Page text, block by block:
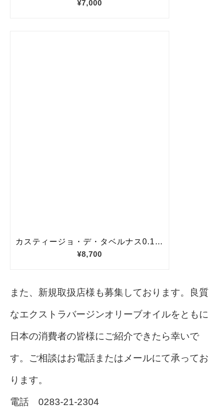
また、新規取扱店様も募集しております。良質
なエクストラバージンオリーブオイルをともに
日本の消費者の皆様にご紹介できたら幸いで
す。ご相談はお電話またはメールにて承ってお
ります。
電話 0283-21-2304